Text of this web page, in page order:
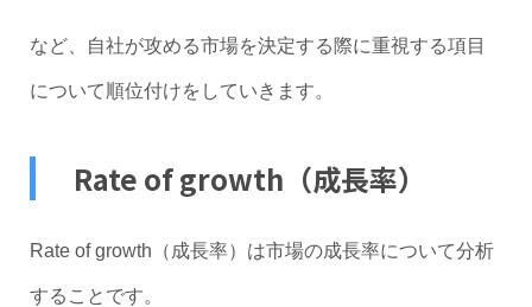
など、自社が攻める市場を決定する際に重視する項目
について順位付けをしていきます。
Rate of growth（成長率）
Rate of growth（成長率）は市場の成長率について分析
することです。